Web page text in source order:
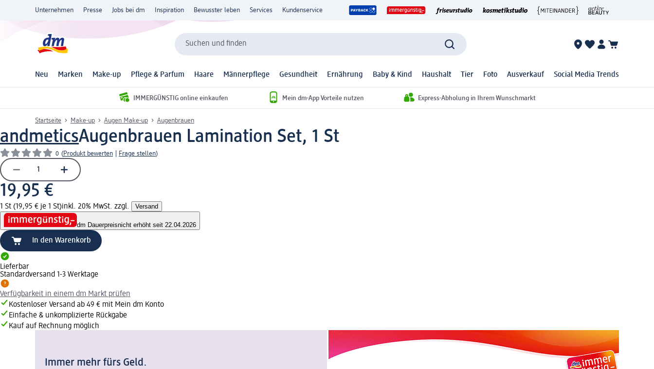
Unternehmen Presse Jobs bei dm Inspiration Bewusster leben Services Kundenservice
Suchen und finden
Neu Marken Make-up Pflege & Parfum Haare Männerpflege Gesundheit Ernährung Baby & Kind Haushalt Tier Foto Ausverkauf Social Media Trends
IMMERGÜNSTIG online einkaufen Mein dm-App Vorteile nutzen Express-Abholung in Ihrem Wunschmarkt
Startseite Make-up Augen Make-up Augenbrauen
andmeticsAugenbrauen Lamination Set, 1 St
0 (Produkt bewerten Frage stellen)
19,95 €
1 St (19,95 € je 1 St)inkl. 20% MwSt. zzgl. Versand
dm Dauerpreisnicht erhöht seit 22.04.2026
In den Warenkorb
Lieferbar
Standardversand 1-3 Werktage
Verfügbarkeit in einem dm Markt prüfen
Kostenloser Versand ab 49 € mit Mein dm Konto
Einfache & unkomplizierte Rückgabe
Kauf auf Rechnung möglich
Immer mehr fürs Geld.